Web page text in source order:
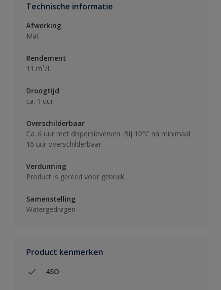
Technische informatie
Afwerking
Mat
Rendement
11 m²/L
Droogtijd
ca. 1 uur.
Overschilderbaar
Ca. 6 uur met dispersieverven. Bij 10°C na minimaal
16 uur overschilderbaar.
Verdunning
Product is gereed voor gebruik
Samenstelling
Watergedragen
Product kenmerken
4SO